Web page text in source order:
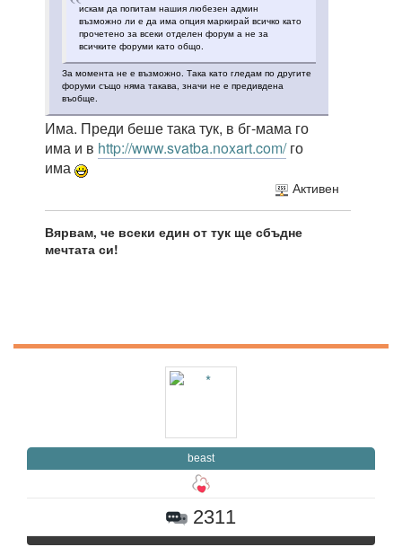
искам да попитам нашия любезен админ
възможно ли е да има опция маркирай всичко като
прочетено за всеки отделен форум а не за
всичките форуми като общо.
За момента не е възможно. Така като гледам по другите
форуми също няма такава, значи не е предивдена
въобще.
Има. Преди беше така тук, в бг-мама го
има и в http://www.svatba.noxart.com/го
има
Активен
Вярвам, че всеки един от тук ще сбъдне
мечтата си!
beast
2311